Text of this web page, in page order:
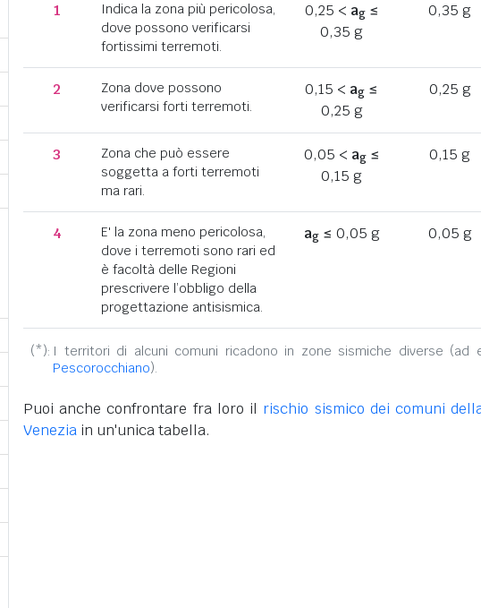
1
Indica la zona più pericolosa,
dove possono verificarsi
fortissimi terremoti.
0,25 < ag≤
0,35 g
0,35 g
2
Zona dove possono
verificarsi forti terremoti.
0,15 < ag ≤
0,25 g
0,25 g
3
Zona che può essere
soggetta a forti terremoti
ma rari.
0,05 < ag≤
0,15 g
0,15 g
4
E' la zona meno pericolosa,
dove i terremoti sono rari ed
è facoltà delle Regioni
prescrivere l’obbligo della
progettazione antisismica.
ag≤ 0,05 g 0,05 g
(*): I territori di alcuni comuni ricadono in zone sismiche diverse (ad
Pescorocchiano).
Puoi anche confrontare fra loro il rischio sismico dei comuni
Venezia in un'unica tabella.